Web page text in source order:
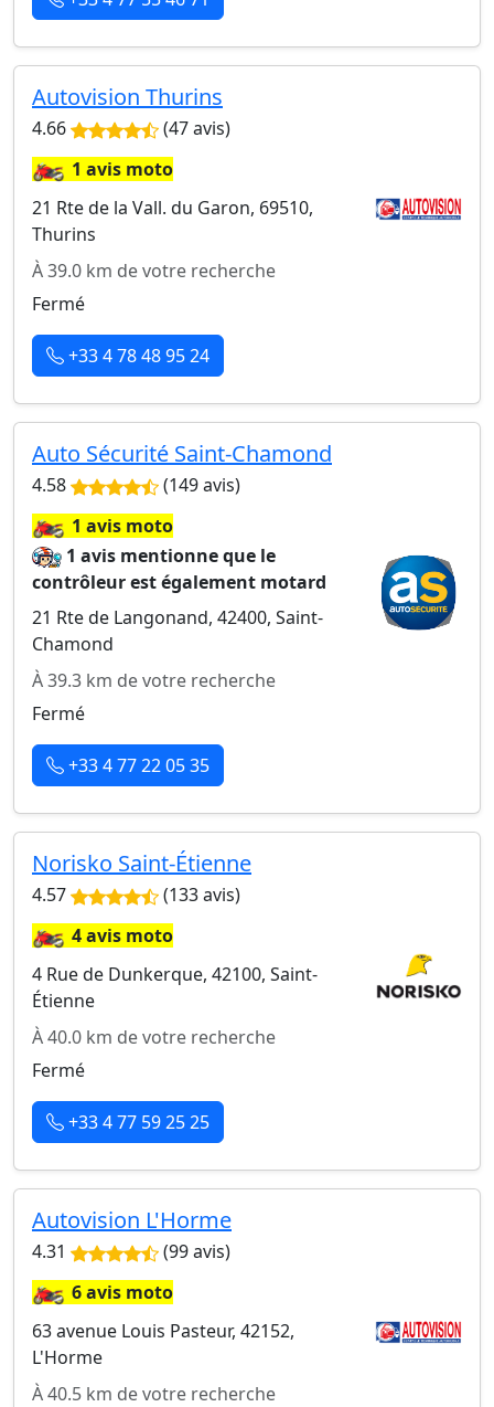
Autovision Thurins
4.66 (47 avis)
🏍️1 avis moto
21 Rte de la Vall. du Garon, 69510,
Thurins
À 39.0 km de votre recherche
Fermé
+33 4 78 48 95 24
Auto Sécurité Saint-Chamond
4.58 (149 avis)
🏍️1 avis moto
1 avis mentionne que le
contrôleur est également motard
21 Rte de Langonand, 42400, Saint-
Chamond
À 39.3 km de votre recherche
Fermé
+33 4 77 22 05 35
Norisko Saint-Étienne
4.57 (133 avis)
🏍️4 avis moto
4 Rue de Dunkerque, 42100, Saint-
Étienne
À 40.0 km de votre recherche
Fermé
+33 4 77 59 25 25
Autovision L'Horme
4.31 (99 avis)
🏍️6 avis moto
63 avenue Louis Pasteur, 42152,
L'Horme
À 40.5 km de votre recherche